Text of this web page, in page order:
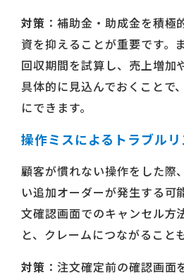
対策 ：補助金・助成金を積極
資を抑えることが重要です。
回収期間を試算し、売上増加
具体的に見込んでおくことで
にできます。
操作ミスによるトラブルリ
顧客が慣れない操作をした際
い追加オーダーが発生する可
文確認画面でのキャンセル方
と、クレームにつながること
対策 ：注文確定前の確認画面